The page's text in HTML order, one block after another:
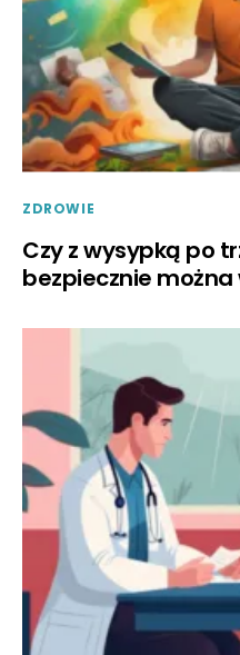
ZDROWIE
Czy z wysypką po
bezpiecznie